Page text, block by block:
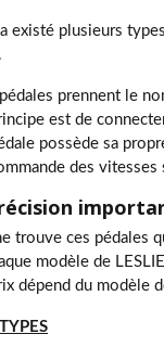
existé plusieurs
prennent le
est de
possède sa
des
trouve ces pédales
modèle de
dépend du modèle